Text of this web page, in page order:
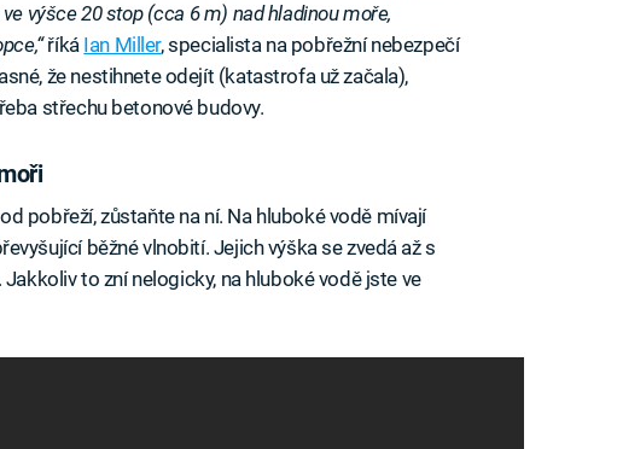
výšce 20 stop (cca 6 m) nad hladinou moře,
říká Ian Miller, specialista na pobřežní nebezpečí
že nestihnete odejít (katastrofa už začala),
střechu betonové budovy.
pobřeží, zůstaňte na ní. Na hluboké vodě mívají
běžné vlnobití. Jejich výška se zvedá až s
to zní nelogicky, na hluboké vodě jste ve